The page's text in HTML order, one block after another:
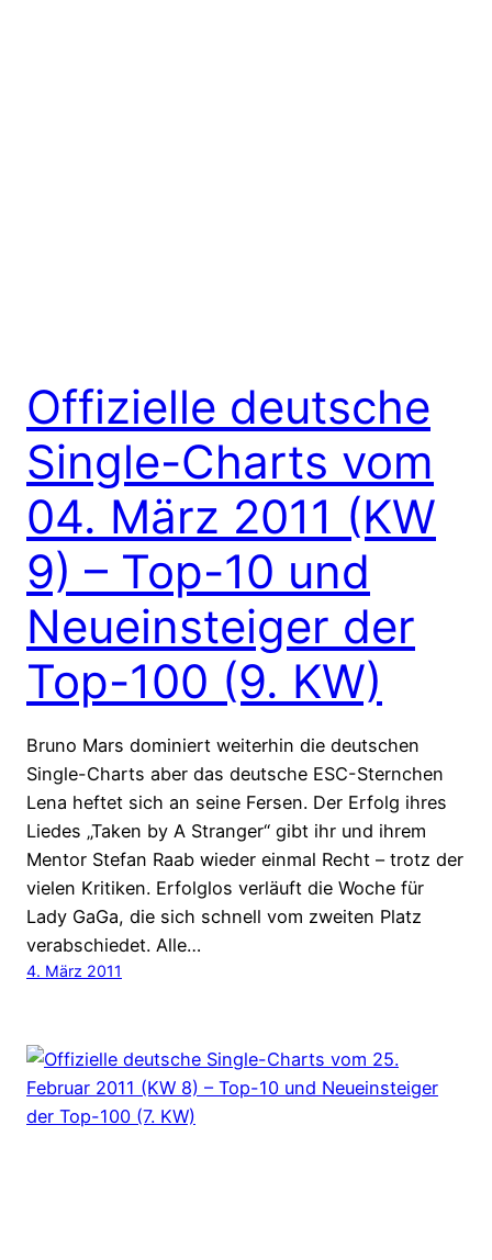
Offizielle deutsche
Single-Charts vom
04. März 2011 (KW
9) – Top-10 und
Neueinsteiger der
Top-100 (9. KW)
Bruno Mars dominiert weiterhin die deutschen
Single-Charts aber das deutsche ESC-Sternchen
Lena heftet sich an seine Fersen. Der Erfolg ihres
Liedes „Taken by A Stranger“ gibt ihr und ihrem
Mentor Stefan Raab wieder einmal Recht – trotz der
vielen Kritiken. Erfolglos verläuft die Woche für
Lady GaGa, die sich schnell vom zweiten Platz
verabschiedet. Alle…
4. März 2011